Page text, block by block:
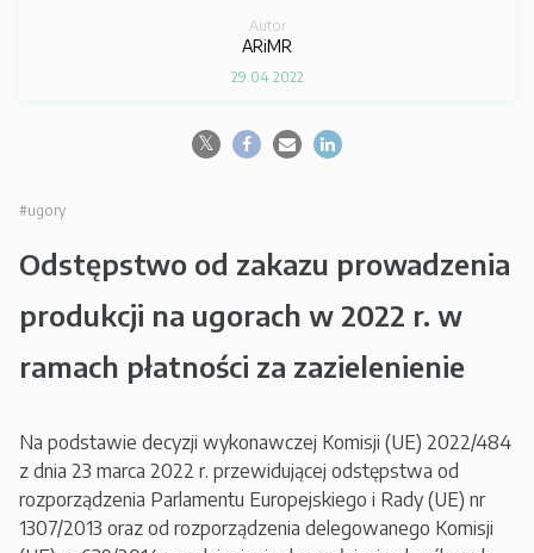
Autor
ARiMR
29.04.2022
#ugory
Odstępstwo od zakazu prowadzenia
produkcji na ugorach w 2022 r. w
ramach płatności za zazielenienie
Na podstawie decyzji wykonawczej Komisji (UE) 2022/484
z dnia 23 marca 2022 r. przewidującej odstępstwa od
rozporządzenia Parlamentu Europejskiego i Rady (UE) nr
1307/2013 oraz od rozporządzenia delegowanego Komisji